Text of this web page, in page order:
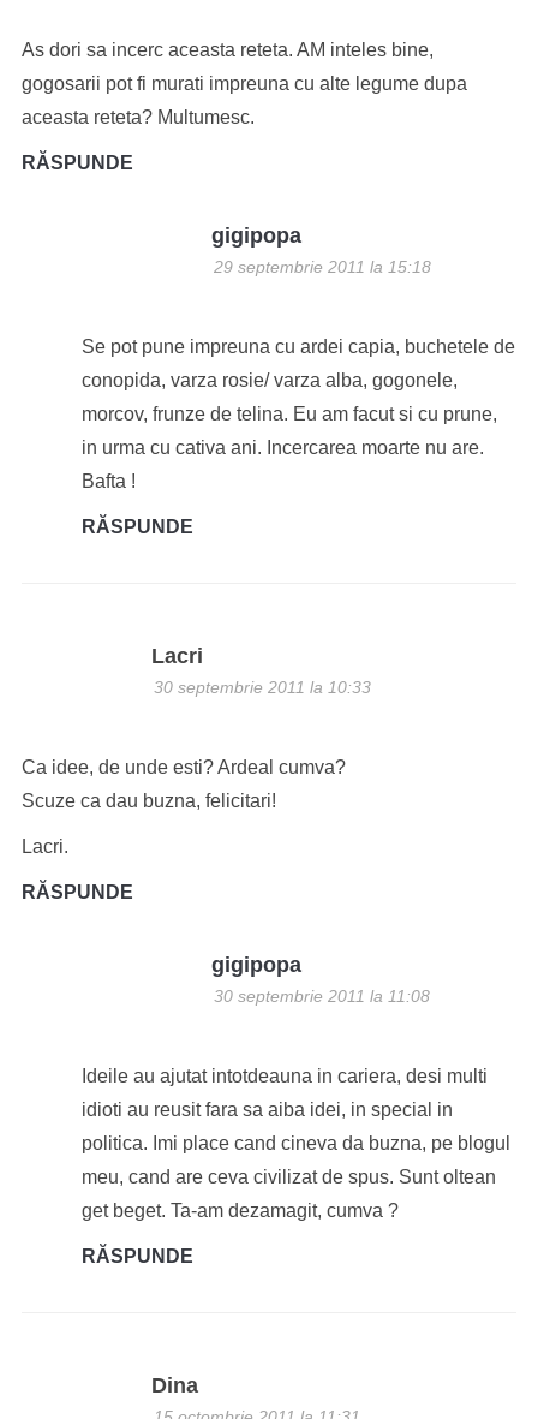
As dori sa incerc aceasta reteta. AM inteles bine,
gogosarii pot fi murati impreuna cu alte legume dupa
aceasta reteta? Multumesc.
RĂSPUNDE
gigipopa
29 septembrie 2011 la 15:18
Se pot pune impreuna cu ardei capia, buchetele de
conopida, varza rosie/ varza alba, gogonele,
morcov, frunze de telina. Eu am facut si cu prune,
in urma cu cativa ani. Incercarea moarte nu are.
Bafta !
RĂSPUNDE
Lacri
30 septembrie 2011 la 10:33
Ca idee, de unde esti? Ardeal cumva?
Scuze ca dau buzna, felicitari!
Lacri.
RĂSPUNDE
gigipopa
30 septembrie 2011 la 11:08
Ideile au ajutat intotdeauna in cariera, desi multi
idioti au reusit fara sa aiba idei, in special in
politica. Imi place cand cineva da buzna, pe blogul
meu, cand are ceva civilizat de spus. Sunt oltean
get beget. Ta-am dezamagit, cumva ?
RĂSPUNDE
Dina